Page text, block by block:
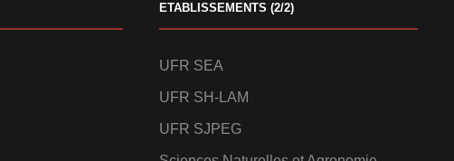
ETABLISSEMENTS (2/2)
UFR SEA
UFR SH-LAM
UFR SJPEG